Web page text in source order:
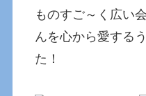
ものすご～く広い
んを心から愛する
た！